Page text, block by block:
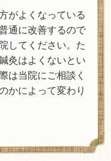
がよくなっている
通に改善するので
してください。た
灸はよくないとい
は当院にご相談く
かによって変わり